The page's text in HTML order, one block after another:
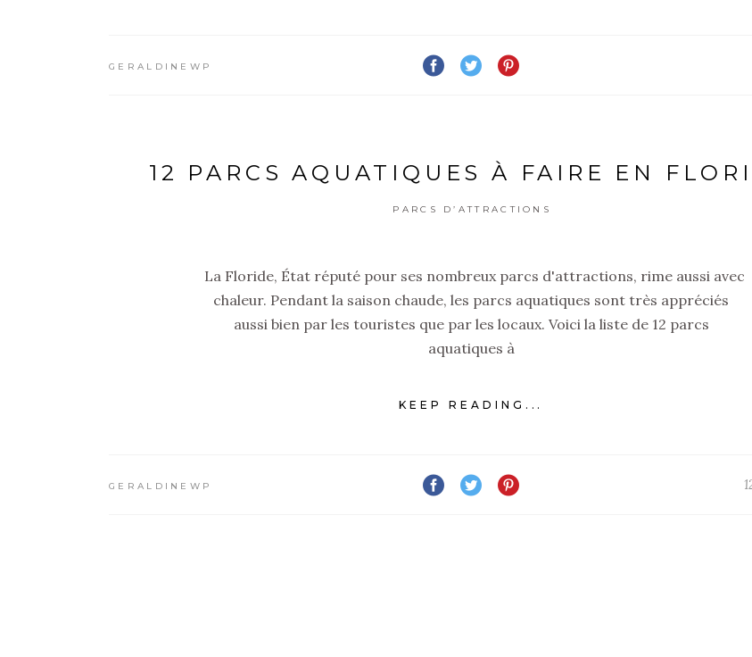
GERALDINEWP
12 PARCS AQUATIQUES À FAIRE EN
PARCS D’ATTRACTIONS
La Floride, État réputé pour ses nombreux parcs d'attractions, rime aussi avec
chaleur. Pendant la saison chaude, les parcs aquatiques sont très appréciés
aussi bien par les touristes que par les locaux. Voici la liste de 12 parcs
aquatiques à
KEEP READING...
GERALDINEWP